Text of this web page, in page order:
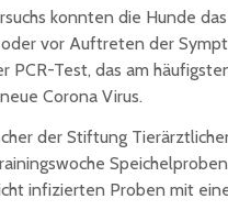
konnten die Hunde
vor Auftreten der
PCR-Test, das am
Corona Virus.
der Stiftung
infizierten Proben mit